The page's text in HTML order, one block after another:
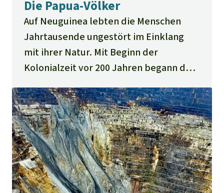
Die Papua-Völker
Auf Neuguinea lebten die Menschen
Jahrtausende ungestört im Einklang
mit ihrer Natur. Mit Beginn der
Kolonialzeit vor 200 Jahren begann der
Insel wurde geteilt und der Westen
schließlich von Indonesien besetzt.